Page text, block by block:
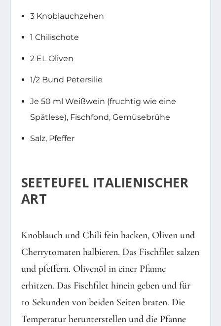
3 Knoblauchzehen
1 Chilischote
2 EL Oliven
1/2 Bund Petersilie
Je 50 ml Weißwein (fruchtig wie eine
Spätlese), Fischfond, Gemüsebrühe
Salz, Pfeffer
SEETEUFEL ITALIENISCHER
ART
Knoblauch und Chili fein hacken, Oliven und
Cherrytomaten halbieren. Das Fischfilet salzen
und pfeffern. Olivenöl in einer Pfanne
erhitzen. Das Fischfilet hinein geben und für
10 Sekunden von beiden Seiten braten. Die
Temperatur herunterstellen und die Pfanne